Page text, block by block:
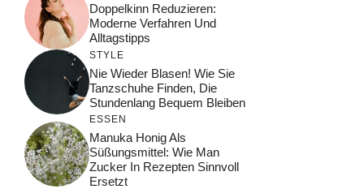
Doppelkinn Reduzieren:
Moderne Verfahren Und
Alltagstipps
STYLE
Nie Wieder Blasen! Wie Sie
Tanzschuhe Finden, Die
Stundenlang Bequem Bleiben
ESSEN
Manuka Honig Als
Süßungsmittel: Wie Man
Zucker In Rezepten Sinnvoll
Ersetzt